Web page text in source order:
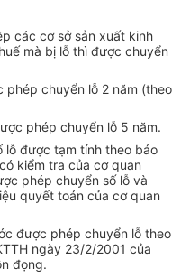
các cơ sở sản xuất kinh
mà bị lỗ thì được chuyển
chuyển lỗ 2 năm (theo
phép chuyển lỗ 5 năm.
lỗ được tạm tính theo báo
kiểm tra của cơ quan
phép chuyển số lỗ và
quyết toán của cơ quan
được phép chuyển lỗ theo
ngày 23/2/2001 của
đọng.